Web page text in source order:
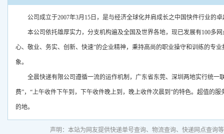
公司成立于2007年3月15日，是与经济全球化并肩成长之中国快件行业的
本公司依托雄厚实力，分支机构遍及全国及世界各地，现已发展有100多
心、敬业、务实、创新、快速”的企业精神，秉持高尚的职业操守和训练的专
象。
全晨快递有限公司遵循一流的运作机制，广东省东莞、深圳两地实行统
费”，“上午收件下午到，下午收件晚上到，晚上收件次晨到”的特色。超值的
的地。
声明：本站为网友提供快递单号查询、物流查询、快递网点查询